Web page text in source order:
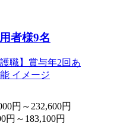
者様9名
円～232,600円
円～183,100円